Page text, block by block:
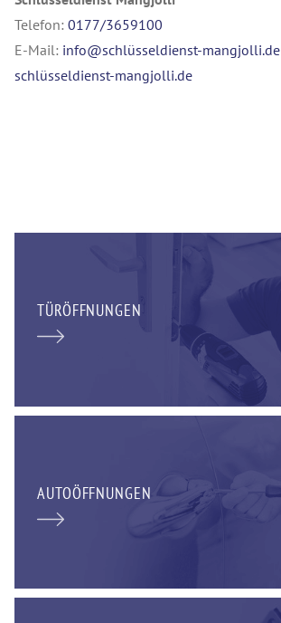
Telefon: 0177/3659100
E-Mail: info@schlüsseldienst-mangjolli.de
schlüsseldienst-mangjolli.de
TÜRÖFFNUNGEN
AUTOÖFFNUNGEN